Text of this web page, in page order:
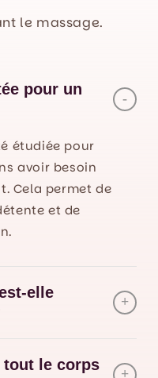
le massage.
pour un
étudiée pour
avoir besoin
Cela permet de
et de
elle
tout le corps